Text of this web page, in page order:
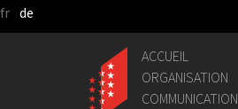
Saut au contenu principal
fr de
ACCUEIL
ORGANISATION
COMMUNICATION